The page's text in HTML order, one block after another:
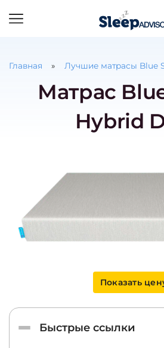
Главная Лучшие матрасы Blue
Матрас
Hybrid
Показать
Быстрые ссылки